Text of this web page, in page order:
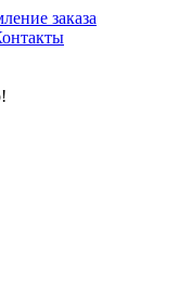
заказа